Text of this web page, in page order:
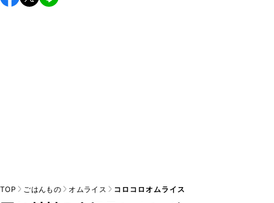
し上がりください。
TOP ごはんもの オムライス コロコロオムライス